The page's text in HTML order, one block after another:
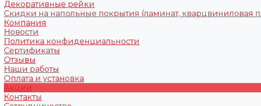
Декоративные рейки
Скидки на напольные покрытия (ламинат, кварцвиниловая
Компания
Новости
Политика конфиденциальности
Сертификаты
Отзывы
Наши работы
Оплата и установка
Акции
Контакты